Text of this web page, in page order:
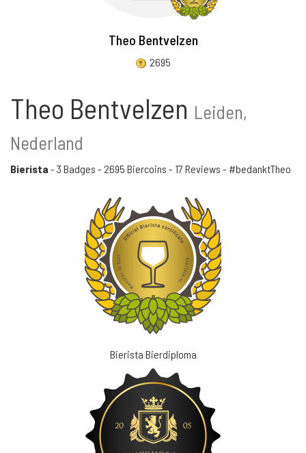
Theo Bentvelzen
2695
Theo Bentvelzen Leiden,
Nederland
Bierista - 3 Badges - 2695 Biercoins - 17 Reviews - #bedanktTheo
Bierista Bierdiploma